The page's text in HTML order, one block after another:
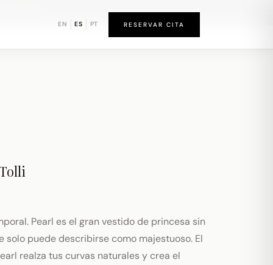
EN ES PT RESERVAR CITA
Pearl es el gran vestido de princesa sin
solo puede describirse como majestuoso. El
realza tus curvas naturales y crea el